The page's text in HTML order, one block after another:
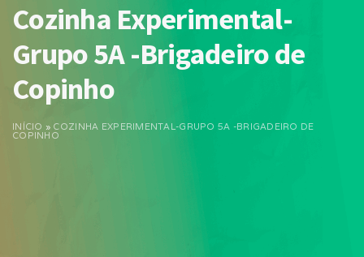
Cozinha Experimental-
Grupo 5A -Brigadeiro de
Copinho
INÍCIO » COZINHA EXPERIMENTAL-GRUPO 5A -BRIGADEIRO DE
COPINHO